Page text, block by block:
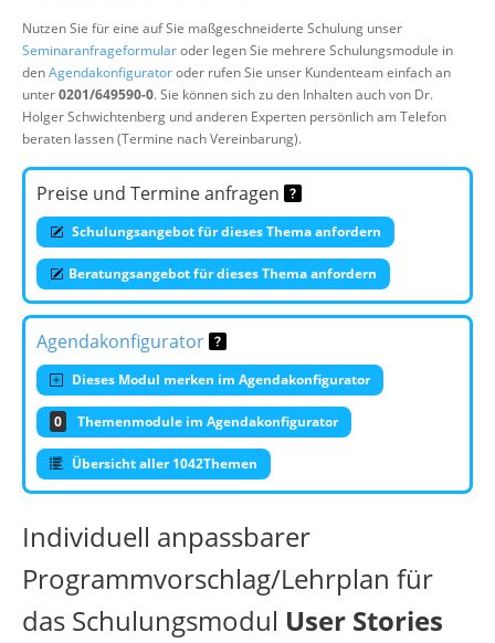
Nutzen Sie für eine auf Sie maßgeschneiderte Schulung unser
Seminaranfrageformularoder legen Sie mehrere Schulungsmodule in
denAgendakonfiguratoroder rufen Sie unser Kundenteam einfach an
unter0201/649590-0. Sie können sich zu den Inhalten auch von Dr.
Holger Schwichtenberg und anderen Experten persönlich am Telefon
beraten lassen (Termine nach Vereinbarung).
Preise und Termine anfragen
Schulungsangebot für dieses Thema anfordern
Beratungsangebot für dieses Thema anfordern
Agendakonfigurator
Dieses Modul merken im Agendakonfigurator
0 Themenmodule im Agendakonfigurator
Übersicht aller 1042Themen
Individuell anpassbarer
Programmvorschlag/Lehrplan für
das Schulungsmodul User Stories